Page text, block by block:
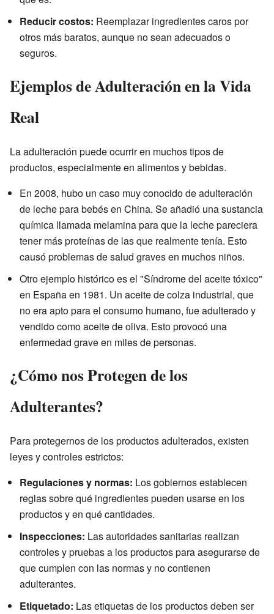
Reducir costos: Reemplazar ingredientes caros por
otros más baratos, aunque no sean adecuados o
seguros.
Ejemplos de Adulteración en la Vida
Real
La adulteración puede ocurrir en muchos tipos de
productos, especialmente en alimentos y bebidas.
En 2008, hubo un caso muy conocido de adulteración
de leche para bebés en China. Se añadió una sustancia
química llamada melamina para que la leche pareciera
tener más proteínas de las que realmente tenía. Esto
causó problemas de salud graves en muchos niños.
Otro ejemplo histórico es el "Síndrome del aceite tóxico"
en España en 1981. Un aceite de colza industrial, que
no era apto para el consumo humano, fue adulterado y
vendido como aceite de oliva. Esto provocó una
enfermedad grave en miles de personas.
¿Cómo nos Protegen de los
Adulterantes?
Para protegernos de los productos adulterados, existen
leyes y controles estrictos:
Regulaciones y normas: Los gobiernos establecen
reglas sobre qué ingredientes pueden usarse en los
productos y en qué cantidades.
Inspecciones: Las autoridades sanitarias realizan
controles y pruebas a los productos para asegurarse de
que cumplen con las normas y no contienen
adulterantes.
Etiquetado: Las etiquetas de los productos deben ser